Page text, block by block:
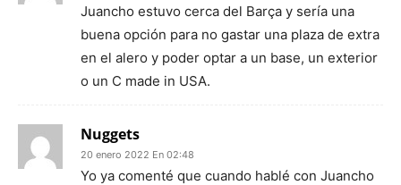
Juancho estuvo cerca del Barça y sería una
buena opción para no gastar una plaza de extra
en el alero y poder optar a un base, un exterior
o un C made in USA.
Nuggets
20 enero 2022 En 02:48
Yo ya comenté que cuando hablé con Juancho